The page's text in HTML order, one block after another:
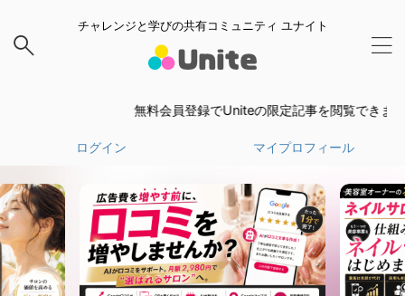
チャレンジと学びの共有コミュニティ ユナイト
無料会員登録でUniteの限定記事を閲覧できます。無
ログイン マイプロフィール